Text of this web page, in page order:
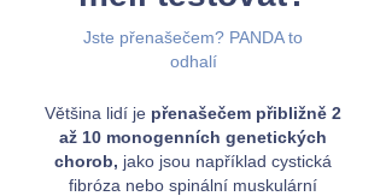
Jste přenašečem? PANDA to
odhalí
Většina lidí je přenašečem přibližně 2
až 10 monogenních genetických
chorob, jako jsou například cystická
fibróza nebo spinální muskulární